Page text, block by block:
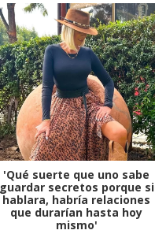
'Qué suerte que uno sabe
guardar secretos porque si
hablara, habría relaciones
que durarían hasta hoy
mismo'